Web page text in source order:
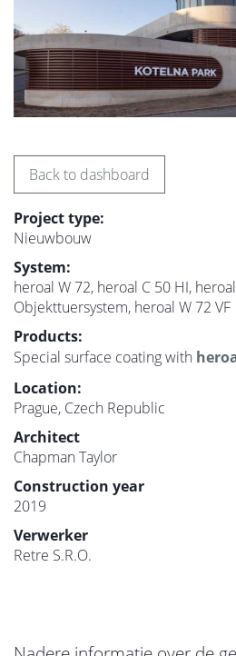
Back to dashboard
Project type:
Nieuwbouw
System:
heroal W 72, heroal C 50 HI,
Objekttuersystem, heroal W 72 VF
Products:
Special surface coating with
Location:
Prague, Czech Republic
Architect
Chapman Taylor
Construction year
2019
Verwerker
Retre S.R.O.